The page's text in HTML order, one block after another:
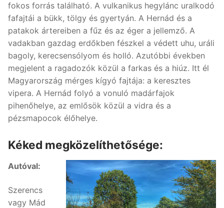
fokos forrás található. A vulkanikus hegylánc uralkodó
fafajtái a bükk, tölgy és gyertyán. A Hernád és a
patakok ártereiben a fűz és az éger a jellemző. A
vadakban gazdag erdőkben fészkel a védett uhu, uráli
bagoly, kerecsensólyom és holló. Azutóbbi években
megjelent a ragadozók közül a farkas és a hiúz. Itt él
Magyarország mérges kígyó fajtája: a keresztes
vipera. A Hernád folyó a vonuló madárfajok
pihenőhelye, az emlősök közül a vidra és a
pézsmapocok élőhelye.
Kéked megközelíthetősége:
Autóval:
Szerencs
vagy Mád